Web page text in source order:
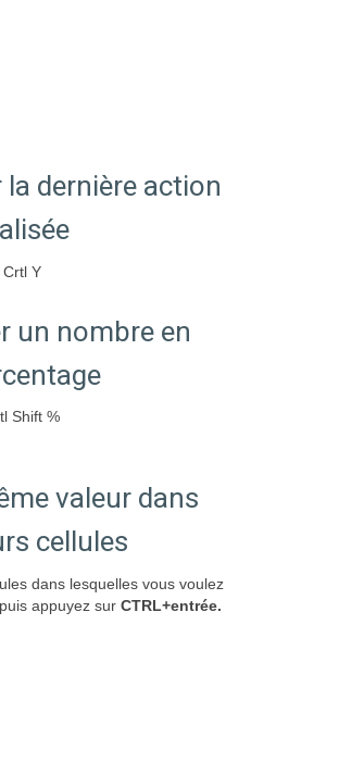
dernière action
Crtl Y
un nombre en
Shift %
valeur dans
cellules
dans lesquelles vous voulez
appuyez sur CTRL+entrée.